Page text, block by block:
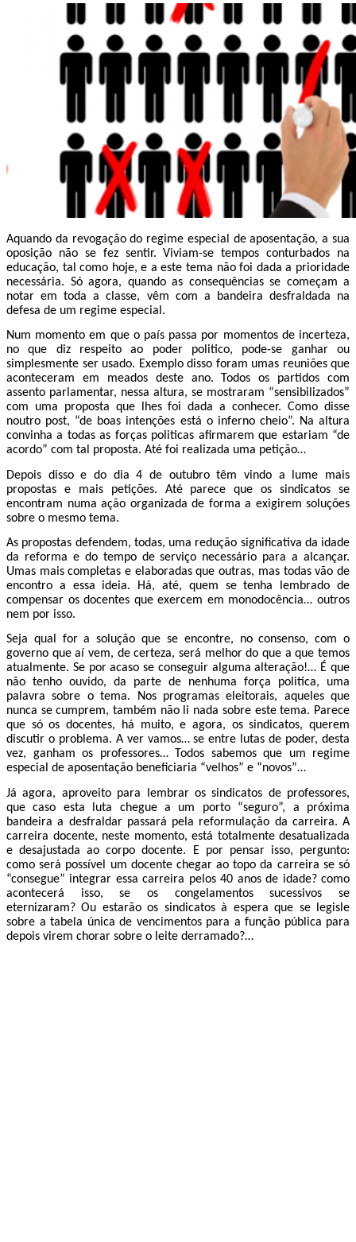
Aquando da revogação do regime especial de aposentação, a sua
oposição não se fez sentir. Viviam-se tempos conturbados na
educação, tal como hoje, e a este tema não foi dada a prioridade
necessária. Só agora, quando as consequências se começam a
notar em toda a classe, vêm com a bandeira desfraldada na
defesa de um regime especial.
Num momento em que o país passa por momentos de incerteza,
no que diz respeito ao poder politico, pode-se ganhar ou
simplesmente ser usado. Exemplo disso foram umas reuniões que
aconteceram em meados deste ano. Todos os partidos com
assento parlamentar, nessa altura, se mostraram “sensibilizados”
com uma proposta que lhes foi dada a conhecer. Como disse
noutro post, “de boas intenções está o inferno cheio”. Na altura
convinha a todas as forças politicas afirmarem que estariam “de
acordo” com tal proposta. Até foi realizada uma petição…
Depois disso e do dia 4 de outubro têm vindo a lume mais
propostas e mais petições. Até parece que os sindicatos se
encontram numa ação organizada de forma a exigirem soluções
sobre o mesmo tema.
As propostas defendem, todas, uma redução significativa da idade
da reforma e do tempo de serviço necessário para a alcançar.
Umas mais completas e elaboradas que outras, mas todas vão de
encontro a essa ideia. Há, até, quem se tenha lembrado de
compensar os docentes que exercem em monodocência… outros
nem por isso.
Seja qual for a solução que se encontre, no consenso, com o
governo que aí vem, de certeza, será melhor do que a que temos
atualmente. Se por acaso se conseguir alguma alteração!… É que
não tenho ouvido, da parte de nenhuma força politica, uma
palavra sobre o tema. Nos programas eleitorais, aqueles que
nunca se cumprem, também não li nada sobre este tema. Parece
que só os docentes, há muito, e agora, os sindicatos, querem
discutir o problema. A ver vamos… se entre lutas de poder, desta
vez, ganham os professores… Todos sabemos que um regime
especial de aposentação beneficiaria “velhos” e “novos”…
Já agora, aproveito para lembrar os sindicatos de professores,
que caso esta luta chegue a um porto “seguro”, a próxima
bandeira a desfraldar passará pela reformulação da carreira. A
carreira docente, neste momento, está totalmente desatualizada
e desajustada ao corpo docente. E por pensar isso, pergunto:
como será possível um docente chegar ao topo da carreira se só
“consegue” integrar essa carreira pelos 40 anos de idade? como
acontecerá isso, se os congelamentos sucessivos se
eternizaram? Ou estarão os sindicatos à espera que se legisle
sobre a tabela única de vencimentos para a função pública para
depois virem chorar sobre o leite derramado?…